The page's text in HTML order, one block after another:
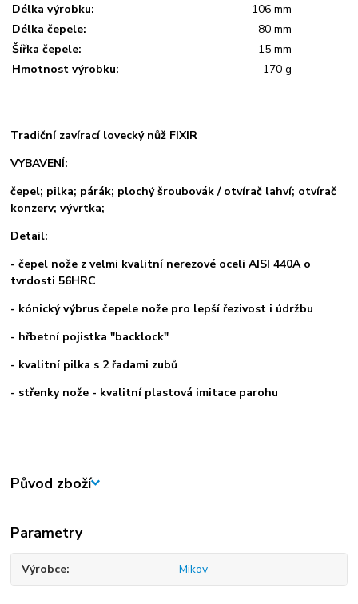
Délka výrobku:
106 mm
Délka čepele:
80 mm
Šířka čepele:
15 mm
Hmotnost výrobku:
170 g
Tradiční zavírací lovecký nůž FIXIR
VYBAVENÍ:
čepel; pilka; párák; plochý šroubovák / otvírač lahví; otvírač
konzerv; vývrtka;
Detail:
- čepel nože z velmi kvalitní nerezové oceli AISI 440A o
tvrdosti 56HRC
- kónický výbrus čepele nože pro lepší řezivost i údržbu
- hřbetní pojistka "backlock"
- kvalitní pilka s 2 řadami zubů
- střenky nože - kvalitní plastová imitace parohu
Původ zboží
Parametry
Výrobce Mikov